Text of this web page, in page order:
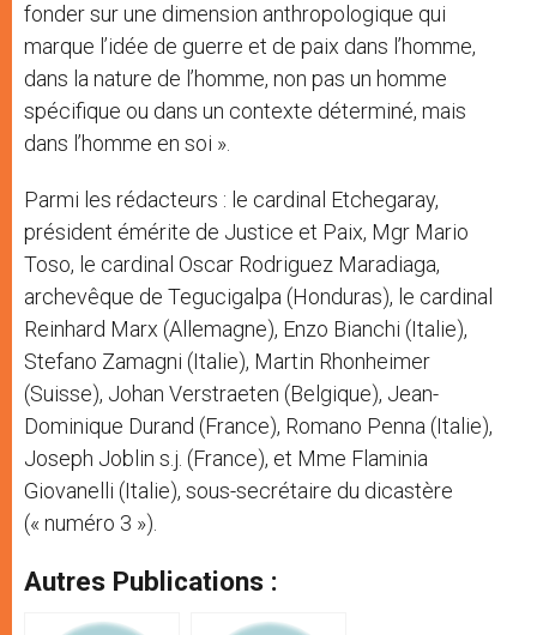
fonder sur une dimension anthropologique qui
marque l’idée de guerre et de paix dans l’homme,
dans la nature de l’homme, non pas un homme
spécifique ou dans un contexte déterminé, mais
dans l’homme en soi ».
Parmi les rédacteurs : le cardinal Etchegaray,
président émérite de Justice et Paix, Mgr Mario
Toso, le cardinal Oscar Rodriguez Maradiaga,
archevêque de Tegucigalpa (Honduras), le cardinal
Reinhard Marx (Allemagne), Enzo Bianchi (Italie),
Stefano Zamagni (Italie), Martin Rhonheimer
(Suisse), Johan Verstraeten (Belgique), Jean-
Dominique Durand (France), Romano Penna (Italie),
Joseph Joblin s.j. (France), et Mme Flaminia
Giovanelli (Italie), sous-secrétaire du dicastère
(« numéro 3 »).
Autres Publications :